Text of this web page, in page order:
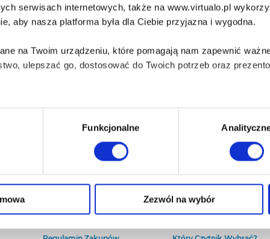
serwisach internetowych, także na www.virtualo.pl
aby nasza platforma była dla Ciebie przyjazna i wygodna.
na Twoim urządzeniu, które pomagają nam zapewnić
ulepszać go, dostosować do Twoich potrzeb oraz
nam niezbędne do prawidłowego i bezpiecznego
poprawi Twoje doświadczenia jeśli jesteś naszym
Funkcjonalne
Zezwól na wybór
Baza wiedzy